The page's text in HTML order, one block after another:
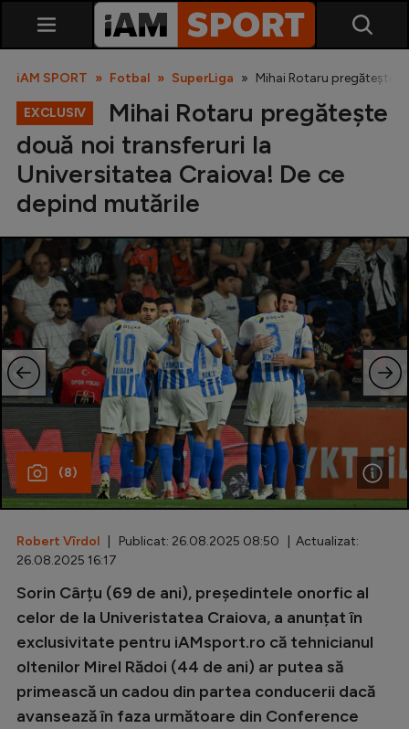
SuperLiga
Liga 2
Cupa României
Echipa Națională
U21
Fotbal feminin
Special
Diverse
Inedit
Clasamente
Champions League
Europa League
Conference League
iAM SPORT Fotbal SuperLiga Mihai Rotaru pregătește
EXCLUSIV
Mihai Rotaru pregătește
două noi transferuri la
Universitatea Craiova! De ce
depind mutările
(8)
Robert Vîrdol | Publicat: 26.08.2025 08:50 | Actualizat:
26.08.2025 16:17
Sorin Cârțu (69 de ani), președintele onorfic al
celor de la Univeristatea Craiova, a anunțat în
exclusivitate pentru iAMsport.ro că tehnicianul
oltenilor Mirel Rădoi (44 de ani) ar putea să
primească un cadou din partea conducerii dacă
avansează în faza următoare din Conference